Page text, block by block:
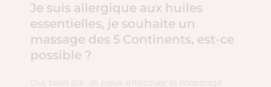
Je suis allergique aux huiles
essentielles, je souhaite un
massage des 5 Continents, est-ce
possible ?
Oui, bien sûr. Je peux effectuer le massage